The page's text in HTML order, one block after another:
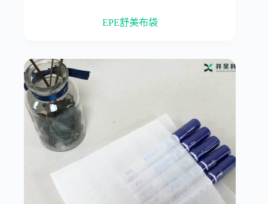
EPE舒美布袋